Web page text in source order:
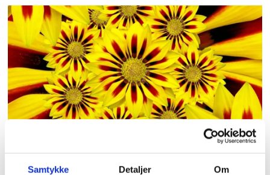
Samtykke Detaljer Om
sommer går